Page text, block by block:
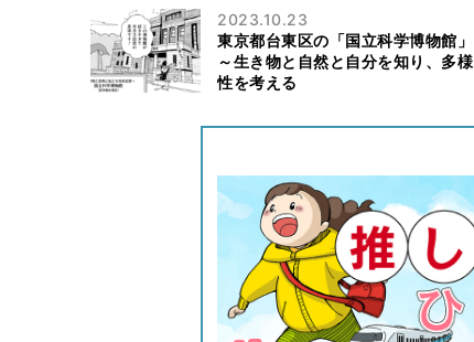
2023.10.23
東京都台東区の「国立科学博物館」
～生き物と自然と自分を知り、多様
性を考える